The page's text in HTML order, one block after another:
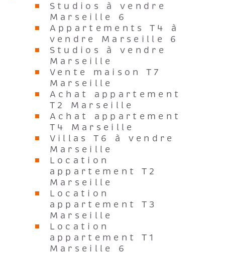
Studios à vendre
Marseille 6
Appartements T4 à
vendre Marseille 6
Studios à vendre
Marseille
Vente maison T7
Marseille
Achat appartement
T2 Marseille
Achat appartement
T4 Marseille
Villas T6 à vendre
Marseille
Location
appartement T2
Marseille
Location
appartement T3
Marseille
Location
appartement T1
Marseille 6